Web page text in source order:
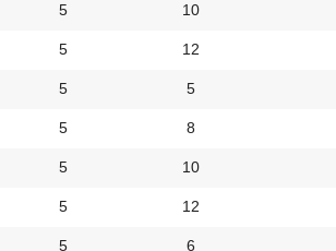
5 10
5 12
5 5
5 8
5 10
5 12
5 6